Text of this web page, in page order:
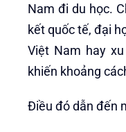
Nam đi du học.
kết quốc tế, đại
Việt Nam hay
khiến khoảng
Điều đó dẫn đến